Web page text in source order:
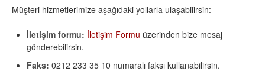
Sıkça Sorulan Sorular
iOS Yardım
Android Yardım
Müşteri hizmetlerimize aşağıdaki yollarla ulaşabilirsin:
İletişim formu: İletişim Formu üzerinden bize mesaj
gönderebilirsin.
Faks: 0212 233 35 10 numaralı faksı kullanabilirsin.